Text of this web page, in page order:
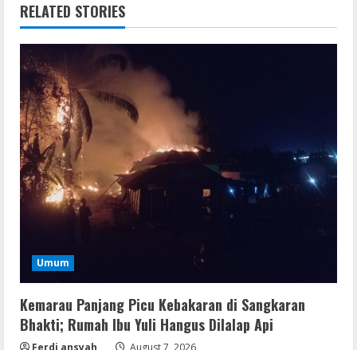
RELATED STORIES
Umum
Kemarau Panjang Picu Kebakaran di Sangkaran
Bhakti; Rumah Ibu Yuli Hangus Dilalap Api
Ferdi ansyah August 7, 2026